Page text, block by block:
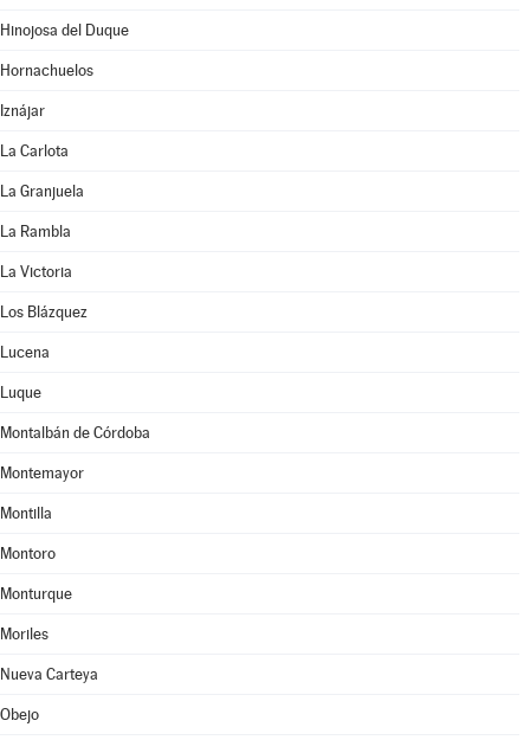
Hinojosa del Duque
Hornachuelos
Iznájar
La Carlota
La Granjuela
La Rambla
La Victoria
Los Blázquez
Lucena
Luque
Montalbán de Córdoba
Montemayor
Montilla
Montoro
Monturque
Moriles
Nueva Carteya
Obejo